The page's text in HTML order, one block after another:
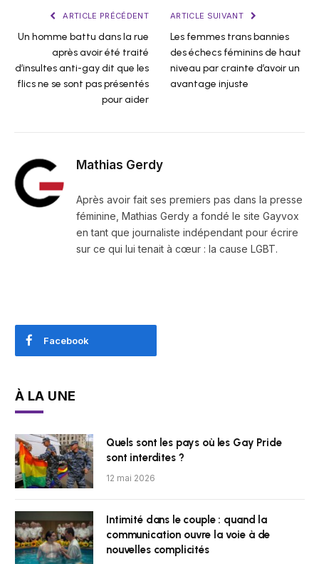
ARTICLE PRÉCÉDENT
Un homme battu dans la rue
après avoir été traité
d’insultes anti-gay dit que les
flics ne se sont pas présentés
pour aider
ARTICLE SUIVANT
Les femmes trans bannies
des échecs féminins de haut
niveau par crainte d’avoir un
avantage injuste
Mathias Gerdy
Après avoir fait ses premiers pas dans la presse
féminine, Mathias Gerdy a fondé le site Gayvox
en tant que journaliste indépendant pour écrire
sur ce qui lui tenait à cœur : la cause LGBT.
Facebook
À LA UNE
Quels sont les pays où les Gay Pride
sont interdites ?
12 mai 2026
Intimité dans le couple : quand la
communication ouvre la voie à de
nouvelles complicités